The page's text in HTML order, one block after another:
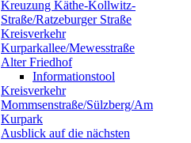
Kreuzung Käthe-Kollwitz-
Straße/Ratzeburger Straße
Kreisverkehr
Kurparkallee/Mewesstraße
Alter Friedhof
Informationstool
Kreisverkehr
Mommsenstraße/Sülzberg/Am
Kurpark
Ausblick auf die nächsten